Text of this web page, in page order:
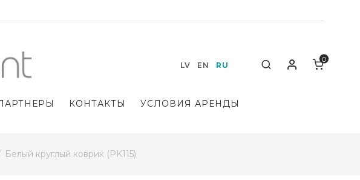
КОНТАКТЫ УСЛОВИЯ АРЕНДЫ
LV EN RU Search Мой аккаунт
0
Белый круглый коврик (PK115)